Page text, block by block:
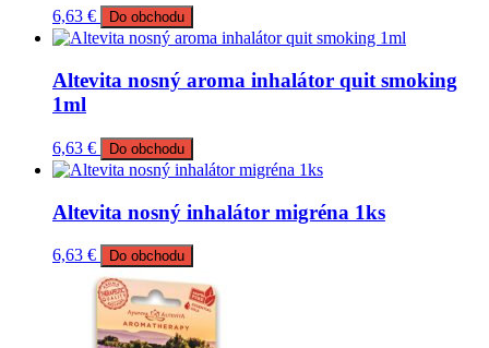
6,63 € Do obchodu
Altevita nosný aroma inhalátor quit smoking
1ml
6,63 € Do obchodu
Altevita nosný inhalátor migréna 1ks
6,63 € Do obchodu